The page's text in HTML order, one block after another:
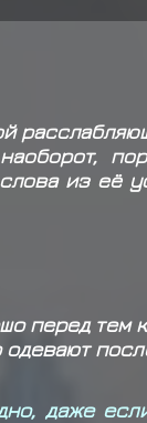
из её
перед тем
даже